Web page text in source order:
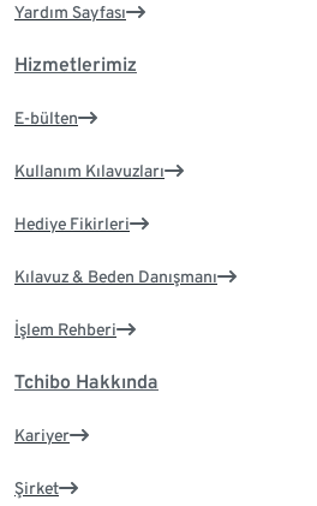
Yardım Sayfası
Hizmetlerimiz
E-bülten
Kullanım Kılavuzları
Hediye Fikirleri
Kılavuz & Beden Danışmanı
İşlem Rehberi
Tchibo Hakkında
Kariyer
Şirket